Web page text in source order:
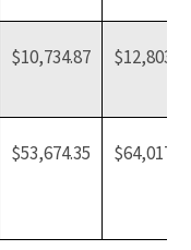
$10,734.87
$53,674.35